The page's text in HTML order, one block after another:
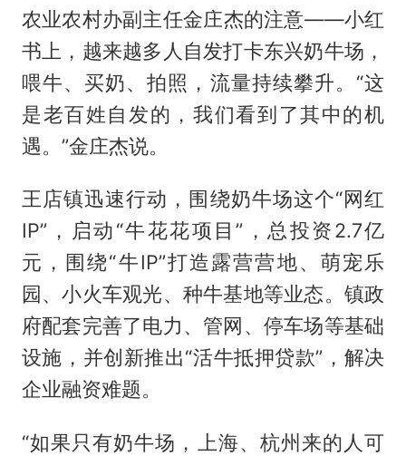
农业农村办副主任金庄杰的注意——小红
书上，越来越多人自发打卡东兴奶牛场，
喂牛、买奶、拍照，流量持续攀升。“这
是老百姓自发的，我们看到了其中的机
遇。”金庄杰说。
王店镇迅速行动，围绕奶牛场这个“网红
IP”，启动“牛花花项目”，总投资2.7亿
元，围绕“牛IP”打造露营营地、萌宠乐
园、小火车观光、种牛基地等业态。镇政
府配套完善了电力、管网、停车场等基础
设施，并创新推出“活牛抵押贷款”，解决
企业融资难题。
“如果只有奶牛场，上海、杭州来的人可